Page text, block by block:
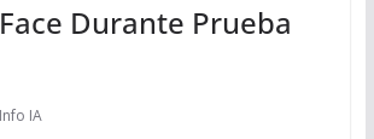
Durante Prueba
Info IA